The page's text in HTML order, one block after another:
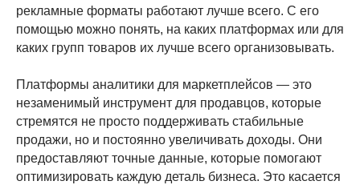
рекламные форматы работают лучше всего. С его
помощью можно понять, на каких платформах или для
каких групп товаров их лучше всего организовывать.
Платформы аналитики для маркетплейсов — это
незаменимый инструмент для продавцов, которые
стремятся не просто поддерживать стабильные
продажи, но и постоянно увеличивать доходы. Они
предоставляют точные данные, которые помогают
оптимизировать каждую деталь бизнеса. Это касается